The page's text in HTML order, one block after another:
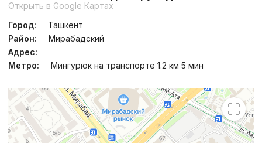
Открыть в Google Картах
Город:
Ташкент
Район:
Мирабадский
Адрес:
Метро:
Мингурюк на транспорте 1.2 км 5 мин